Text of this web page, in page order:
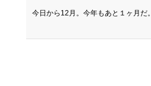
今日から12月。今年もあと１ヶ月だ。